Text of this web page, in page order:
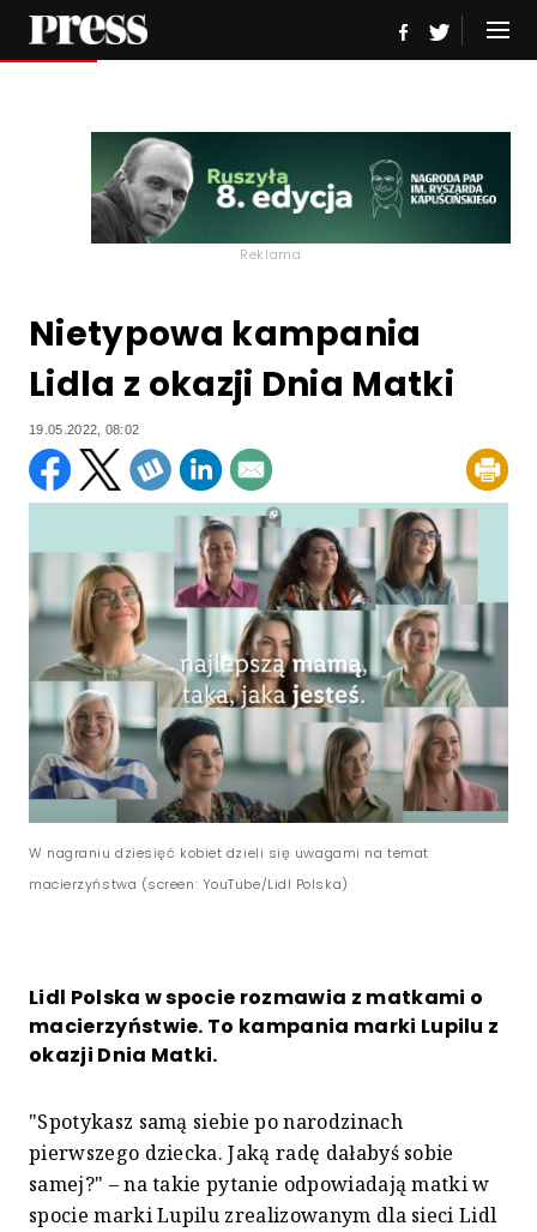
Reklama
Nietypowa kampania
Lidla z okazji Dnia Matki
19.05.2022, 08:02
W nagraniu dziesięć kobiet dzieli się uwagami na temat
macierzyństwa (screen: YouTube/Lidl Polska)
Lidl Polska w spocie rozmawia z matkami o
macierzyństwie. To kampania marki Lupilu z
okazji Dnia Matki.
"Spotykasz samą siebie po narodzinach
pierwszego dziecka. Jaką radę dałabyś sobie
samej?" – na takie pytanie odpowiadają matki w
spocie marki Lupilu zrealizowanym dla sieci Lidl